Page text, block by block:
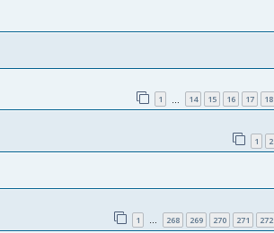
1 14 15 16 17 18
1 2
1 … 268 269 270 271 272